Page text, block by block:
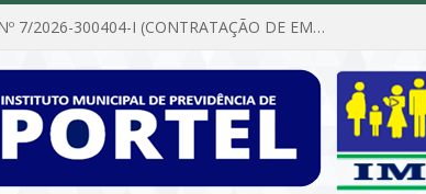
Dispensa de Licitação Nº 7/2026-300404-I (CONTRATAÇÃO DE EMPRESA PARA MANUTENÇÃO E REPARAÇÃO DE APARELHOS DE AR CONDICIONADO, EM ATENDIMENTO ÀS NECESSIDADES DO INSTITUTO DE PREVIDÊNCIA MUNICIPAL DE PORTEL/PA)